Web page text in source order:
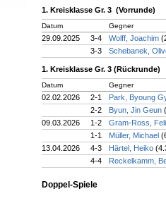
1. Kreisklasse Gr. 3 (Vorrunde)
Datum Gegner
29.09.2025 3-4 Wolff, Joachim
3-3
Schebanek,
1. Kreisklasse Gr. 3 (Rückrunde)
Datum Gegner
02.02.2026 2-1
Park, Byoung
2-2
Byun, Jin Geun
09.03.2026
1-2
Gram-Ross,
1-1
Müller, Michael
13.04.2026
4-3 Härtel, Heiko
4-4
Reckelkamm,
Doppel-Spiele